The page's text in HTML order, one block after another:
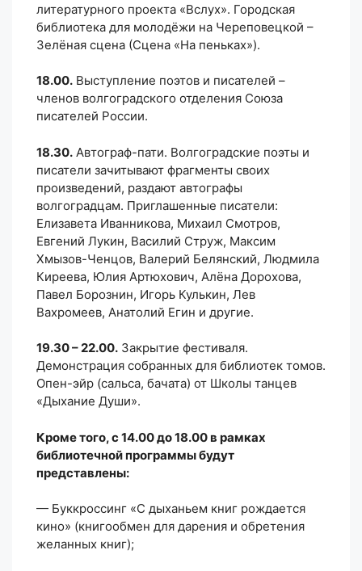
литературного проекта «Вслух». Городская
библиотека для молодёжи на Череповецкой –
Зелёная сцена (Сцена «На пеньках»).
18.00. Выступление поэтов и писателей –
членов волгоградского отделения Союза
писателей России.
18.30. Автограф-пати. Волгоградские поэты и
писатели зачитывают фрагменты своих
произведений, раздают автографы
волгоградцам. Приглашенные писатели:
Елизавета Иванникова, Михаил Смотров,
Евгений Лукин, Василий Струж, Максим
Хмызов-Ченцов, Валерий Белянский, Людмила
Киреева, Юлия Артюхович, Алёна Дорохова,
Павел Борознин, Игорь Кулькин, Лев
Вахромеев, Анатолий Егин и другие.
19.30 – 22.00. Закрытие фестиваля.
Демонстрация собранных для библиотек томов.
Опен-эйр (сальса, бачата) от Школы танцев
«Дыхание Души».
Кроме того, с 14.00 до 18.00 в рамках
библиотечной программы будут
представлены:
— Буккроссинг «С дыханьем книг рождается
кино» (книгообмен для дарения и обретения
желанных книг);